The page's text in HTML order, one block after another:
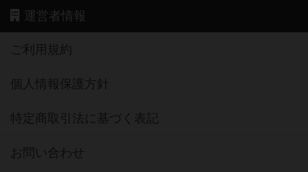
運営者情報
ご利用規約
個人情報保護方針
特定商取引法に基づく表記
お問い合わせ